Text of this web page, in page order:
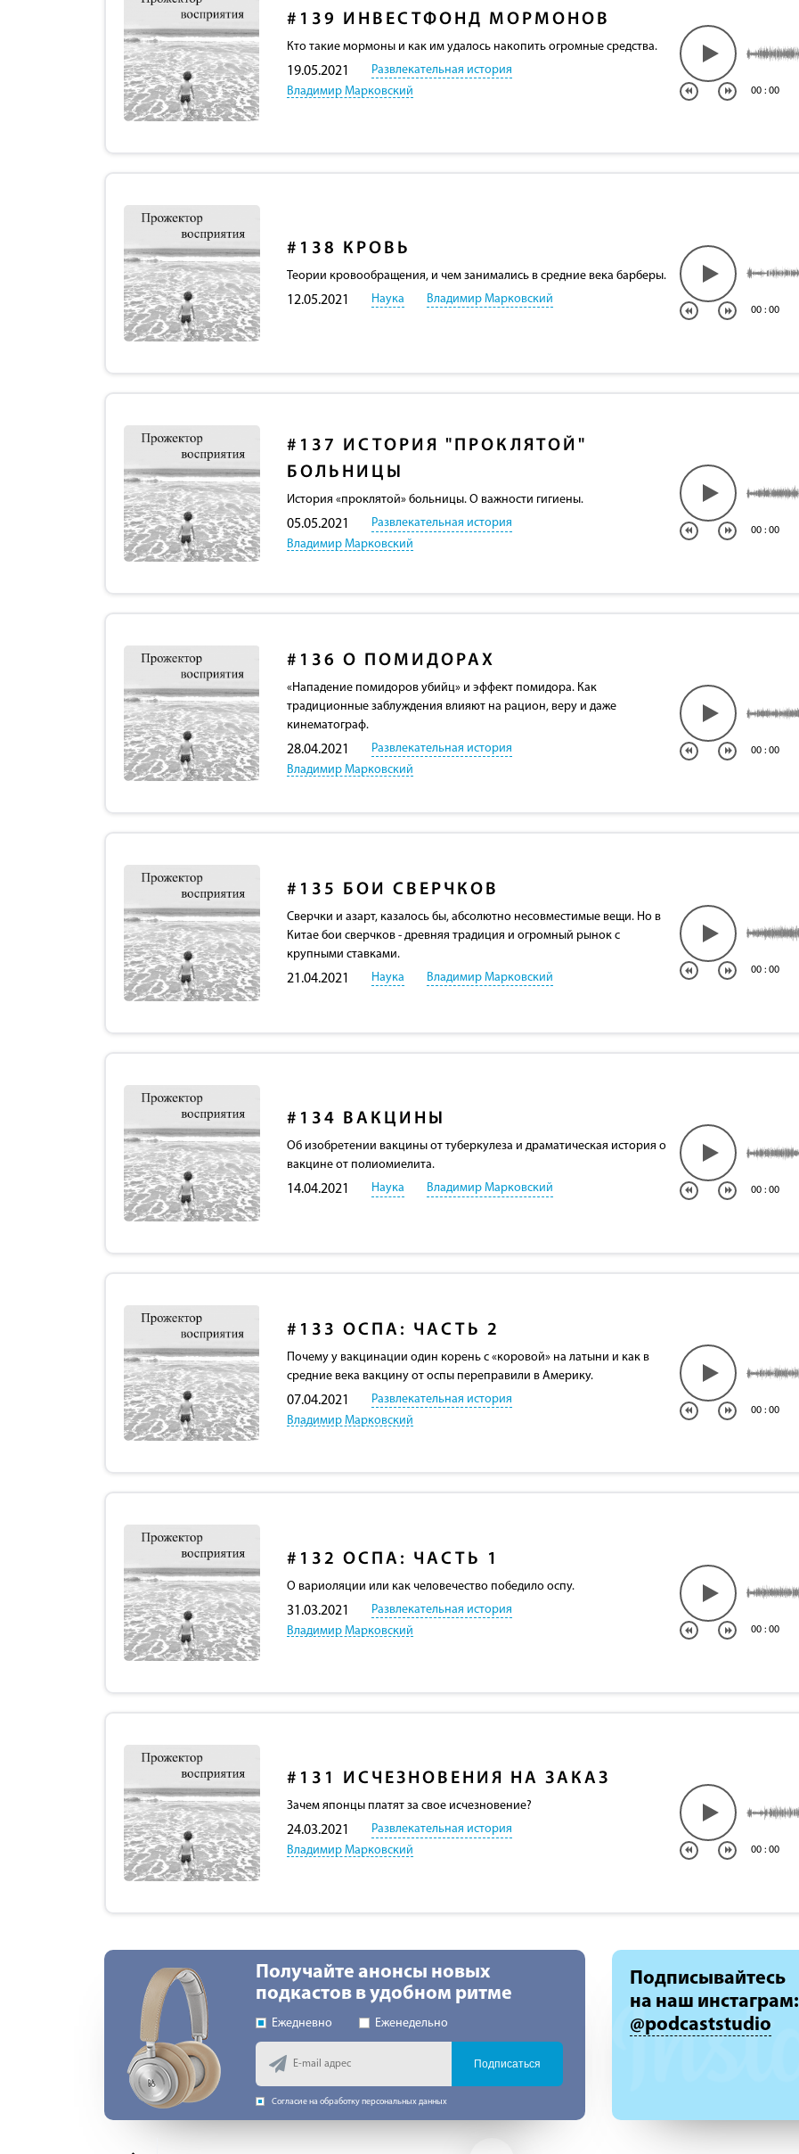
#139 ИНВЕСТФОНД МОРМОНОВ
Кто такие мормоны и как им удалось накопить огромные средства.
19.05.2021
Развлекательная история
Владимир Марковский
00 : 00
#138 КРОВЬ
Теории кровообращения, и чем занимались в средние века барберы.
12.05.2021 Наука Владимир Марковский
00 : 00
#137 ИСТОРИЯ "ПРОКЛЯТОЙ"
БОЛЬНИЦЫ
История «проклятой» больницы. О важности гигиены.
05.05.2021
Развлекательная история
Владимир Марковский
00 : 00
#136 О ПОМИДОРАХ
«Нападение помидоров убийц» и эффект помидора. Как
традиционные заблуждения влияют на рацион, веру и даже
кинематограф.
28.04.2021
Развлекательная история
Владимир Марковский
00 : 00
#135 БОИ СВЕРЧКОВ
Сверчки и азарт, казалось бы, абсолютно несовместимые вещи. Но в
Китае бои сверчков - древняя традиция и огромный рынок с
крупными ставками.
21.04.2021 Наука Владимир Марковский
00 : 00
#134 ВАКЦИНЫ
Об изобретении вакцины от туберкулеза и драматическая история о
вакцине от полиомиелита.
14.04.2021 Наука Владимир Марковский 00 : 00
#133 ОСПА: ЧАСТЬ 2
Почему у вакцинации один корень с «коровой» на латыни и как в
средние века вакцину от оспы переправили в Америку.
07.04.2021
Развлекательная история
Владимир Марковский
00 : 00
#132 ОСПА: ЧАСТЬ 1
О вариоляции или как человечество победило оспу.
31.03.2021
Развлекательная история
Владимир Марковский
00 : 00
#131 ИСЧЕЗНОВЕНИЯ НА ЗАКАЗ
Зачем японцы платят за свое исчезновение?
24.03.2021
Развлекательная история
Владимир Марковский
00 : 00
Получайте анонсы новых
подкастов в удобном ритме
Ежедневно Еженедельно
Подписаться
Согласие на обработку персональных данных
Подписывайтесь
на наш инстаграм:
@podcaststudio